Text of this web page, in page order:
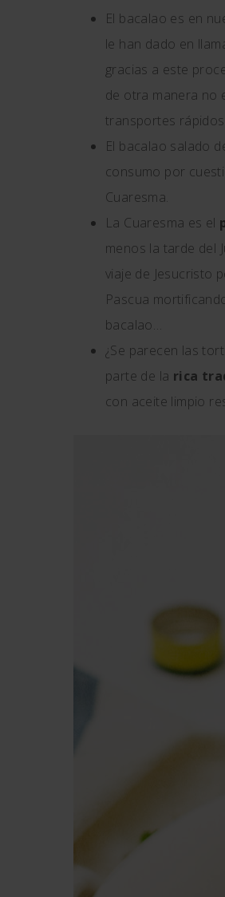
El bacalao es en
le han dado en
gracias a este
de otra manera no
transportes
El bacalao salado
consumo por
Cuaresma.
La Cuaresma es el
menos la tarde del
viaje de Jesucristo
Pascua
bacalao…
¿Se parecen las
parte de la rica
con aceite limpio